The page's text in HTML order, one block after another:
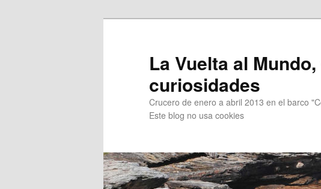
La Vuelta al
curiosidades
Crucero de enero a abril 2013 en el barco
Este blog no usa cookies